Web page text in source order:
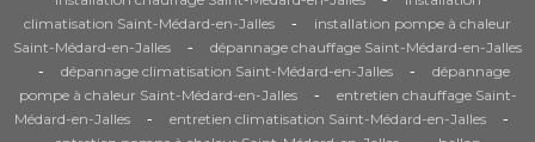
climatisation Saint-Médard-en-Jalles
-
installation pompe à chaleur
Saint-Médard-en-Jalles
- dépannage chauffage Saint-Médard-en-Jalles
- dépannage climatisation Saint-Médard-en-Jalles -
dépannage
pompe à chaleur Saint-Médard-en-Jalles
-
entretien chauffage Saint-
Médard-en-Jalles
- entretien climatisation Saint-Médard-en-Jalles -